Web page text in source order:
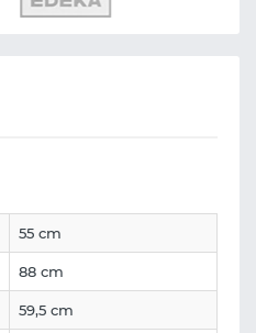
55 cm
88 cm
59,5 cm